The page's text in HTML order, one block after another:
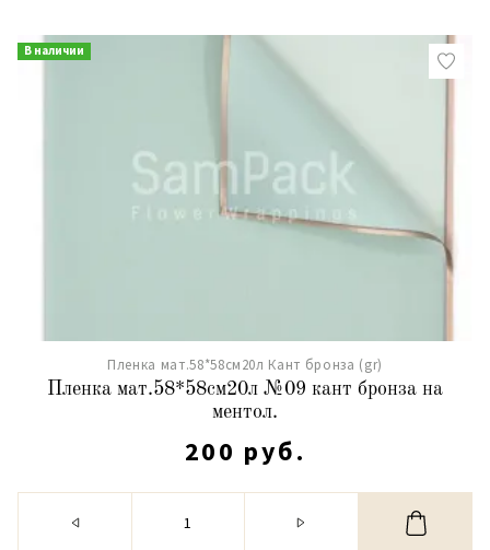
В наличии
Пленка мат.58*58см20л Кант бронза (gr)
Пленка мат.58*58см20л №09 кант бронза на
ментол.
200 руб.